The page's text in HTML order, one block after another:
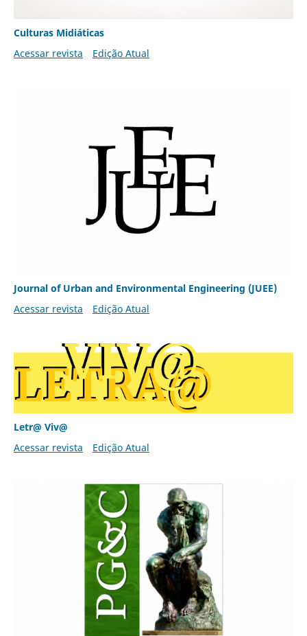
Culturas Midiáticas
Acessar revista
Edição Atual
Journal of Urban and Environmental Engineering (JUEE)
Acessar revista
Edição Atual
Letr@ Viv@
Acessar revista
Edição Atual